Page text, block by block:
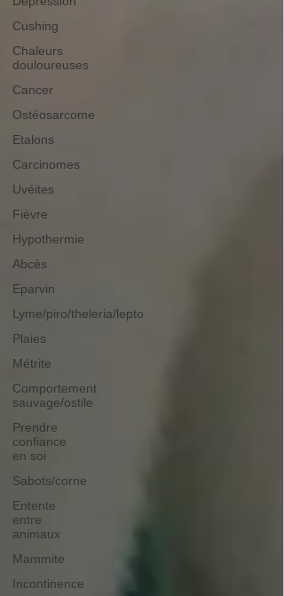
Cushing
Chaleurs
douloureuses
Cancer
Ostéosarcome
Etalons
Carcinomes
Uvéites
Fièvre
Hypothermie
Abcès
Eparvin
Lyme/piro/theleria/lepto
Plaies
Métrite
Comportement
sauvage/ostile
Prendre
confiance
en soi
Sabots/corne
Entente
entre
animaux
Mammite
Incontinence